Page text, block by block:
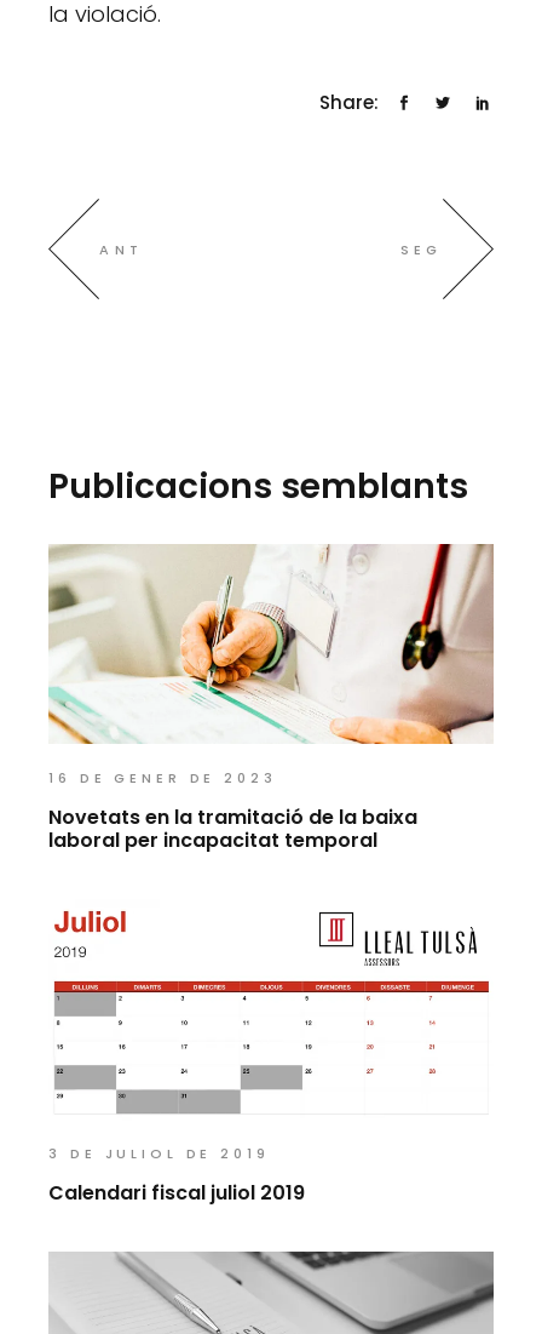
la violació.
Share:
ANT SEG
Publicacions semblants
16 DE GENER DE 2023
Novetats en la tramitació de la baixa
laboral per incapacitat temporal
3 DE JULIOL DE 2019
Calendari fiscal juliol 2019